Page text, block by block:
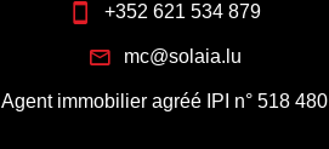
+352 621 534 879
mc@solaia.lu
Agent immobilier agréé IPI n° 518 480